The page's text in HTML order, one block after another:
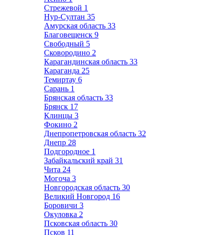
Стрежевой 1
Нур-Султан 35
Амурская область 33
Благовещенск 9
Свободный 5
Сковородино 2
Карагандинская область 33
Караганда 25
Темиртау 6
Сарань 1
Брянская область 33
Брянск 17
Клинцы 3
Фокино 2
Днепропетровская область 32
Днепр 28
Подгородное 1
Забайкальский край 31
Чита 24
Могоча 3
Новгородская область 30
Великий Новгород 16
Боровичи 3
Окуловка 2
Псковская область 30
Псков 11